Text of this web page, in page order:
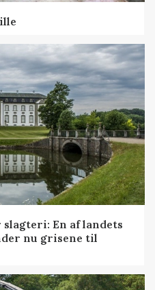
En af landets
nu grisene til